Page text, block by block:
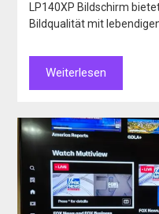
LP140XP Bildschirm
Bildqualität mit
Weiterlesen